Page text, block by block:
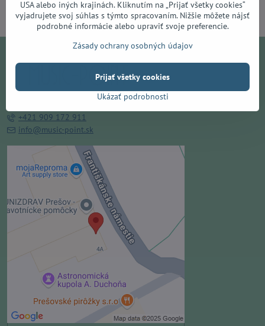
FacebookTwitterBluesky Pinterest Reddit LinkedIn WhatsApp
E-
mail
Františkánske námestie 4, 080 01 Prešov
+421 909 172 911
info@music-point.sk
Externý obsah je blokovaný
Voľbami súkromia
Prajete si načítať externý obsah?
Povoliť tentokrát
Povoliť a zapamätať - súhlas s
druhom cookie: Funkčné
Otvoriť obsah v novom okne
USA alebo iných krajinách. Kliknutím na „Prijať všetky cookies“
vyjadrujete svoj súhlas s týmto spracovaním. Nižšie môžete nájsť
podrobné informácie alebo upraviť svoje preferencie.
Zásady ochrany osobných údajov
Ukázať podrobnosti
Prijať všetky cookies